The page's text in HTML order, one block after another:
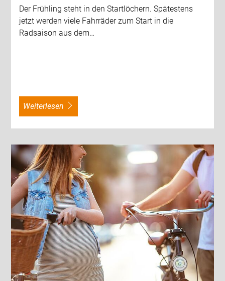
Der Frühling steht in den Startlöchern. Spätestens
jetzt werden viele Fahrräder zum Start in die
Radsaison aus dem…
weiterlesen